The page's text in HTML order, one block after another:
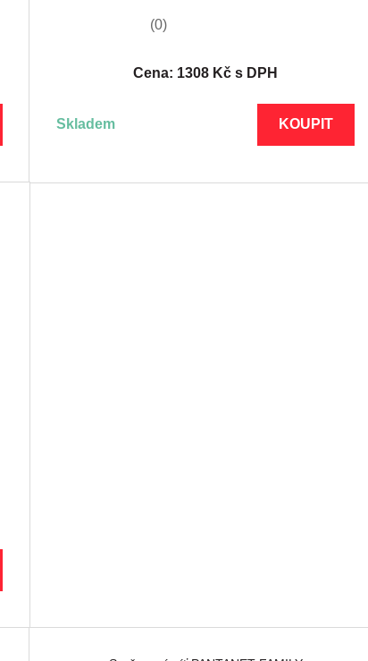
(0)
Cena: 1308 Kč s DPH
skladem KOUPIT